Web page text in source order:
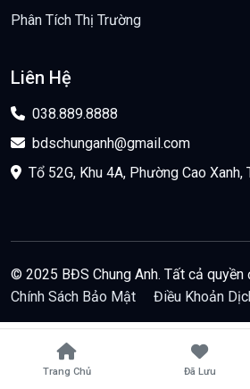
Trang Chủ Đã Lưu
Phân Tích Thị Trường
Liên Hệ
038.889.8888
bdschunganh@gmail.com
Tổ 52G, Khu 4A, Phường Cao Xanh,
© 2025 BĐS Chung Anh. Tất cả
Chính Sách Bảo Mật
Điều Khoản